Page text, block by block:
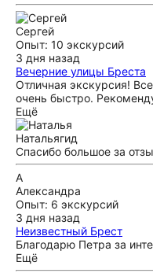
Сергей
Опыт: 10 экскурсий
3 дня назад
Вечерние улицы Бреста
Отличная экскурсия!
очень быстро.
Ещё
Натальягид
Спасибо большое за
А
Александра
Опыт: 6 экскурсий
3 дня назад
Неизвестный Брест
Благодарю Петра за
Ещё